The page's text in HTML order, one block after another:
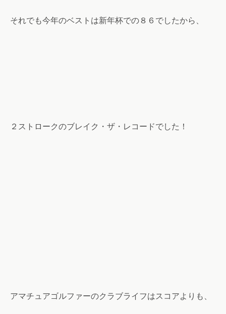
それでも今年のベストは新年杯での８６でしたから、
２ストロークのブレイク・ザ・レコードでした！
アマチュアゴルファーのクラブライフはスコアよりも、